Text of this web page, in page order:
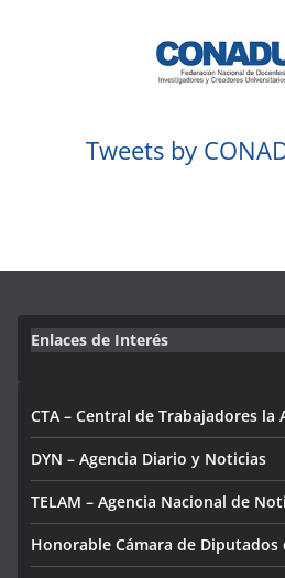
Tweets by
Enlaces de Interés
CTA – Central de Trabajadores la
DYN – Agencia Diario y Noticias
TELAM – Agencia Nacional de
Honorable Cámara de Diputados